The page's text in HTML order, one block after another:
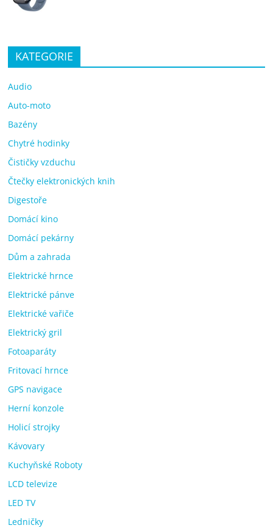
KATEGORIE
Audio
Auto-moto
Bazény
Chytré hodinky
Čističky vzduchu
Čtečky elektronických knih
Digestoře
Domácí kino
Domácí pekárny
Dům a zahrada
Elektrické hrnce
Elektrické pánve
Elektrické vařiče
Elektrický gril
Fotoaparáty
Fritovací hrnce
GPS navigace
Herní konzole
Holicí strojky
Kávovary
Kuchyňské Roboty
LCD televize
LED TV
Ledničky